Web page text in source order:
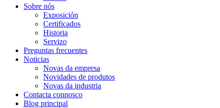
Sobre nós
Exposición
Certificados
Historia
Servizo
Preguntas frecuentes
Noticias
Novas da empresa
Novidades de produtos
Novas da industria
Contacta connosco
Blog principal